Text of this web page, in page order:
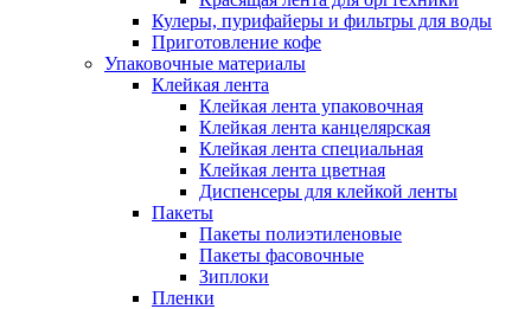
Кулеры, пурифайеры и фильтры для воды
Приготовление кофе
Упаковочные материалы
Клейкая лента
Клейкая лента упаковочная
Клейкая лента канцелярская
Клейкая лента специальная
Клейкая лента цветная
Диспенсеры для клейкой ленты
Пакеты
Пакеты полиэтиленовые
Пакеты фасовочные
Зиплоки
Пленки